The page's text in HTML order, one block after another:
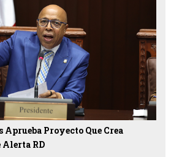
Aprueba Proyecto Que Crea
Alerta RD